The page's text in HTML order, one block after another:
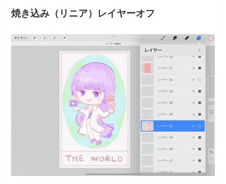
焼き込み（リニア）レイヤーオフ